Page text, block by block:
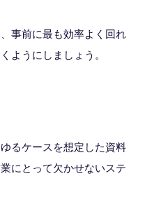
事前に最も効率よく回れ
ようにしましょう。
るケースを想定した資料
にとって欠かせないステ